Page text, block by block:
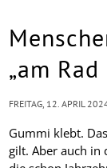
„am
Gummi klebt.
gilt. Aber auch in
FREITAG, 12. APRIL